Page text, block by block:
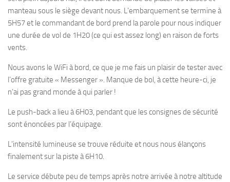
manteau sous le siège devant nous. L’embarquement se termine à
5H57 et le commandant de bord prend la parole pour nous indiquer
une durée de vol de 1H20 (ce qui est assez long) en raison de forts
vents.
Nous avons le WiFi à bord, ce que je me fais un plaisir de tester avec
l’offre gratuite « Messenger ». Manque de bol, à cette heure-ci, je
n’ai pas grand monde à qui parler !
Le push-back a lieu à 6H03, pendant que les consignes de sécurité
sont énoncées par l’équipage.
L’intensité lumineuse se trouve réduite et nous nous élançons
finalement sur la piste à 6H10.
Le service débute peu de temps après notre arrivée à notre altitude